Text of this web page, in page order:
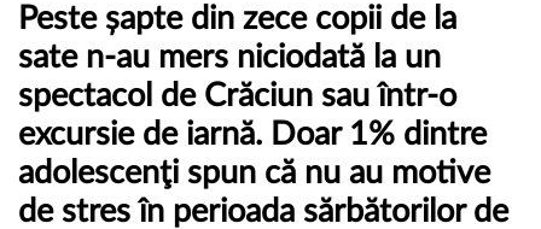
Peste șapte din zece copii de la
sate n-au mers niciodată la un
spectacol de Crăciun sau într-o
excursie de iarnă. Doar 1% dintre
adolescenţi spun că nu au motive
de stres în perioada sărbătorilor de